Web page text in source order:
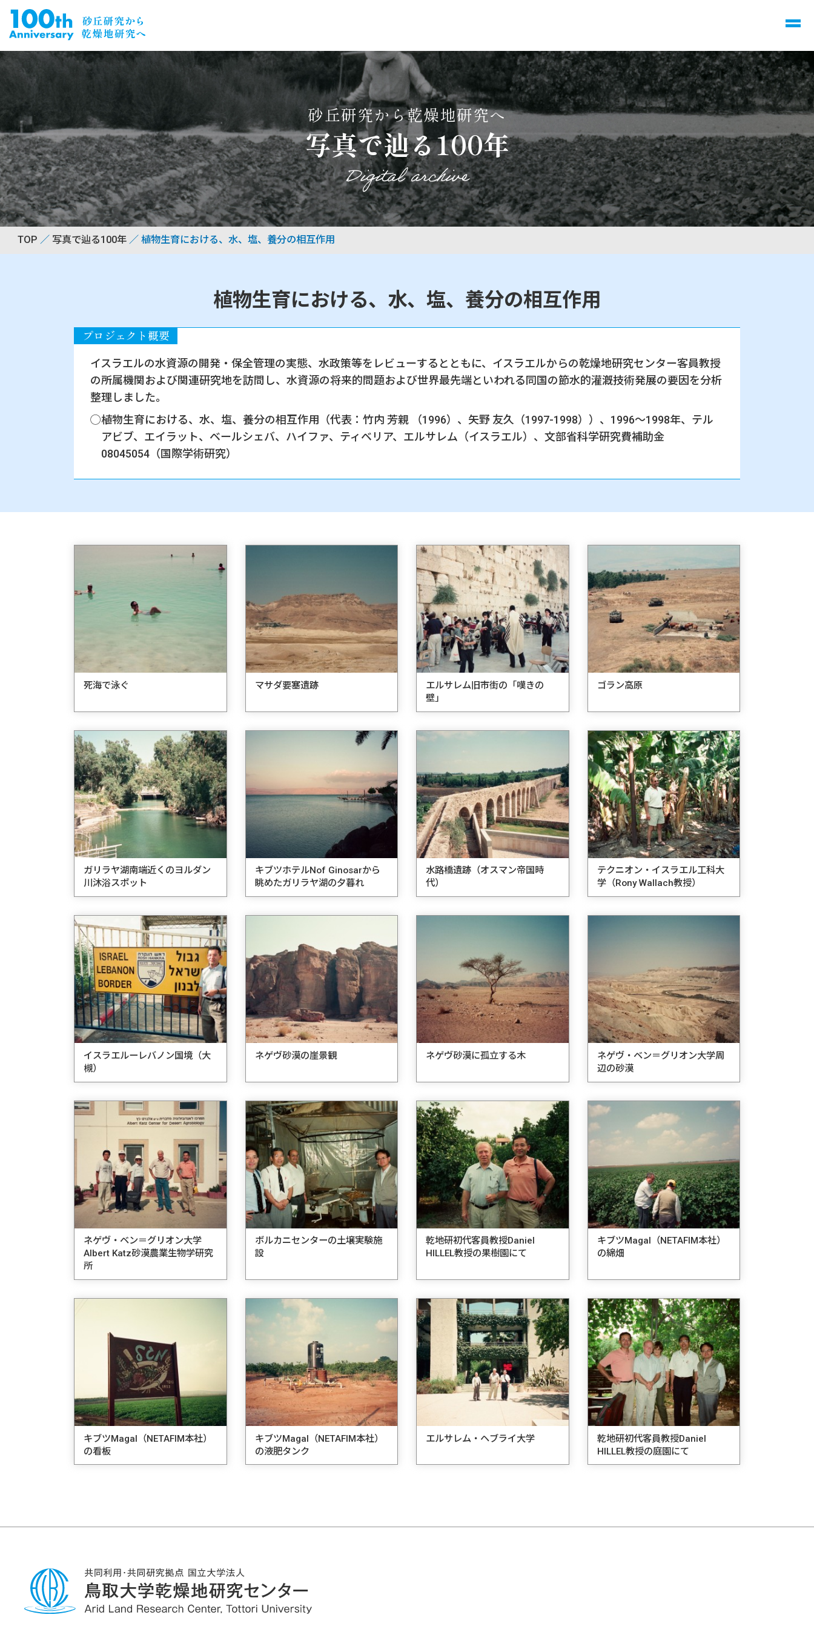
砂丘研究から乾燥地研究へ
写真で辿る100年
Digital archive
TOP 写真で辿る100年 植物生育における、水、塩、養分の相互作用
植物生育における、水、塩、養分の相互作用
イスラエルの水資源の開発・保全管理の実態、水政策等をレビューするとともに、イスラエルからの乾燥地研究センター客員教授
の所属機関および関連研究地を訪問し、水資源の将来的問題および世界最先端といわれる同国の節水的灌漑技術発展の要因を分析
整理しました。
植物生育における、水、塩、養分の相互作用（代表：竹内 芳親 （1996）、矢野 友久（1997-1998））、1996～1998年、テル
アビブ、エイラット、ベールシェバ、ハイファ、ティベリア、エルサレム（イスラエル）、文部省科学研究費補助金
08045054（国際学術研究）
死海で泳ぐ マサダ要塞遺跡
エルサレム旧市街の「嘆きの
壁」
ゴラン高原
ガリラヤ湖南端近くのヨルダン
川沐浴スポット
キブツホテルNof Ginosarから
眺めたガリラヤ湖の夕暮れ
水路橋遺跡（オスマン帝国時
代）
テクニオン・イスラエル工科大
学（Rony Wallach教授）
イスラエルーレバノン国境（大
槻）
ネゲヴ砂漠の崖景観 ネゲヴ砂漠に孤立する木
ネゲヴ・ベン＝グリオン大学周
辺の砂漠
ネゲヴ・ベン＝グリオン大学
Albert Katz砂漠農業生物学研究
所
ボルカニセンターの土壌実験施
設
乾地研初代客員教授Daniel
HILLEL教授の果樹園にて
キブツMagal（NETAFIM本社）
の綿畑
キブツMagal（NETAFIM本社）
の看板
キブツMagal（NETAFIM本社）
の液肥タンク
エルサレム・ヘブライ大学
乾地研初代客員教授Daniel
HILLEL教授の庭園にて